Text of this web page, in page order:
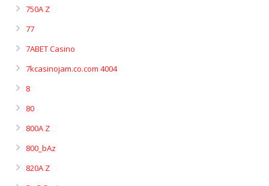
750A Z
77
7ABET Casino
7kcasinojam.co.com 4004
8
80
800A Z
800_bAz
820A Z